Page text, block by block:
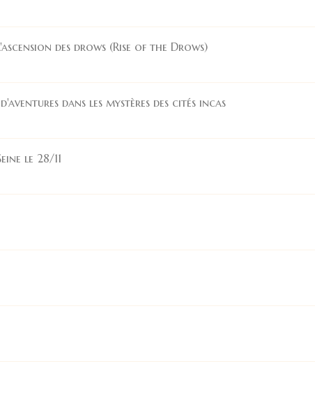
des drows (Rise of the Drows)
dans les mystères des cités incas
le 28/11